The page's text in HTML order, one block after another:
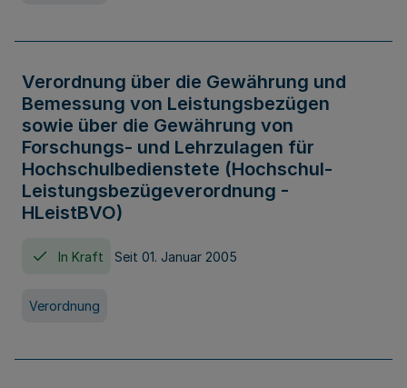
Verordnung über die Gewährung und
Bemessung von Leistungsbezügen
sowie über die Gewährung von
Forschungs- und Lehrzulagen für
Hochschulbedienstete (Hochschul-
Leistungsbezügeverordnung -
HLeistBVO)
In Kraft Seit 01. Januar 2005
Verordnung